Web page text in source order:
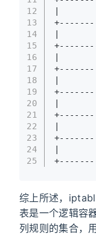
12
13
14
15
16
17
18
19
20
21
22
23
24
25
|
|
|
|
|
|
|
综上所述，
表是一个逻辑容
列规则的集合，